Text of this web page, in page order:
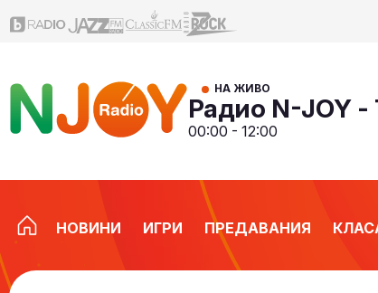
НА ЖИВО
Радио N-JOY -
00:00 - 12:00
НОВИНИ ИГРИ ПРЕДАВАНИЯ